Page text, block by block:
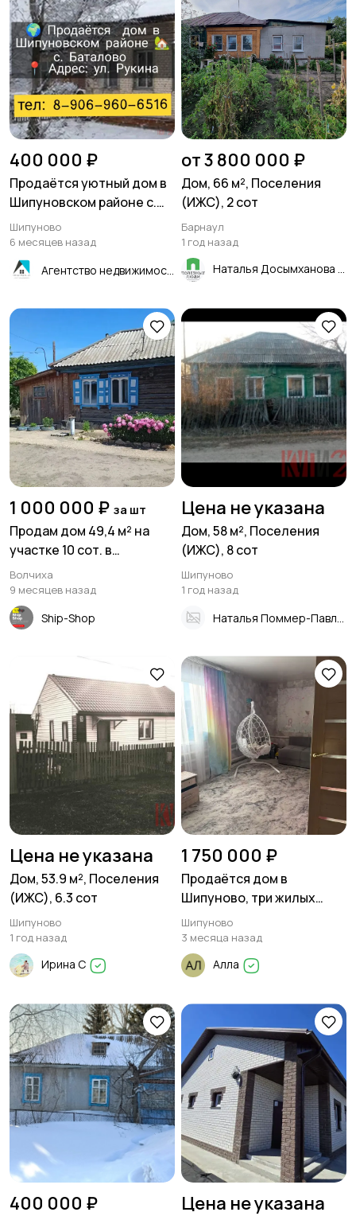
400 000 ₽
Продаётся уютный дом в
Шипуновском районе с.
Баталово 47,3 м²
Шипуново
6 месяцев назад
от 3 800 000 ₽
Дом, 66 м², Поселения
(ИЖС), 2 сот
Барнаул
1 год назад
Наталья Досымханова
1 000 000 ₽ за шт
Продам дом 49,4 м² на
участке 10 сот. в
с.Bолчиха ул.Подбoрнaя
Волчиха
9 месяцев назад
Ship-Shop
Цена не указана
Дом, 58 м², Поселения
(ИЖС), 8 сот
Шипуново
1 год назад
Цена не указана
Дом, 53.9 м², Поселения
(ИЖС), 6.3 сот
Шипуново
1 год назад
Ирина С
1 750 000 ₽
Продаётся дом в
Шипуново, три жилых
комнаты 50 м², плюс кухня
и большой санузел с
топочной
Шипуново
3 месяца назад
Алла
400 000 ₽ Цена не указана